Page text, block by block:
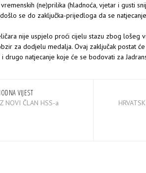
(ne)prilika (hladnoća, vjetar i gusti
se do zaključka-prijedloga da se
nije uspjelo proći cijelu stazu zbog lošeg
za dodjelu medalja. Ovaj zaključak postat
i drugo natjecanje koje će se bodovati za
VIJEST
NOVI ČLAN HSS-a